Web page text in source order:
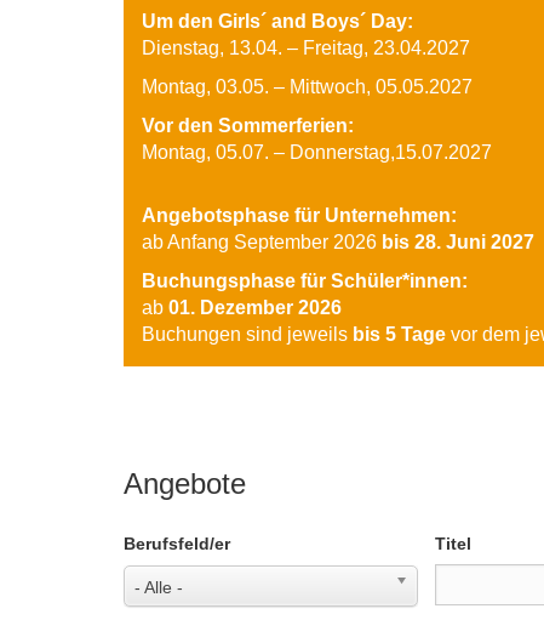
Um den Girls´ and Boys´ Day:
Dienstag, 13.04. – Freitag, 23.04.2027
Montag, 03.05. – Mittwoch, 05.05.2027
Vor den Sommerferien:
Montag, 05.07. – Donnerstag,15.07.2027
Angebotsphase für Unternehmen:
ab Anfang September 2026 bis 28. Juni 2027
Buchungsphase für Schüler*innen:
ab 01. Dezember 2026
Buchungen sind jeweils bis 5 Tage vor dem
Angebote
Berufsfeld/er
- Alle -
Titel